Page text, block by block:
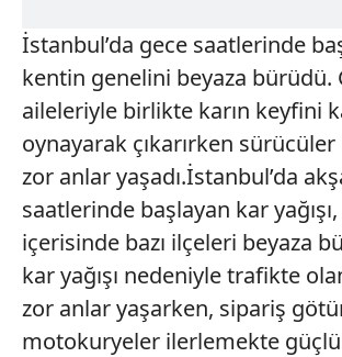
İstanbul’da gece saatlerinde
kentin genelini beyaza bürüdü.
aileleriyle birlikte karın keyfini
oynayarak çıkarırken
zor anlar yaşadı.İstanbul’da
saatlerinde başlayan kar
içerisinde bazı ilçeleri beyaza
kar yağışı nedeniyle trafikte
zor anlar yaşarken, sipariş
motokuryeler ilerlemekte